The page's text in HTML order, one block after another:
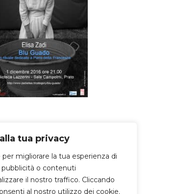
tua privacy
migliorare la tua esperienza di
o contenuti
il nostro traffico. Cliccando
al nostro utilizzo dei cookie.